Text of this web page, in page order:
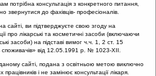
шляхів
12 Хвороби органів
верхніх дихальних
консультація з конкретного питання,
звернутися до фахівців- професіоналів.
сайті, ви підтверджуєте свою згоду на
про лікарські та косметичні засоби (включаючи
засоби) на підставі вимог ч.ч. 1, 2 ст. 15
від 12.05.1991 р. № 1023-XII.
сайті, подана з освітньою метою виключно
і не замінює консультації лікаря.